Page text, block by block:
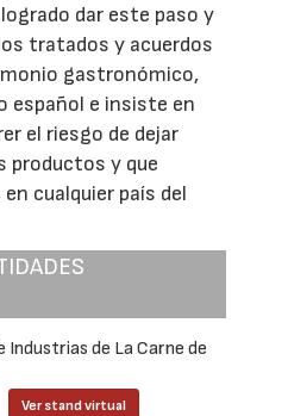
dar este paso y
tratados y acuerdos
gastronómico,
español e insiste en
el riesgo de dejar
productos y que
cualquier país del
Industrias de La Carne de
Ver stand virtual